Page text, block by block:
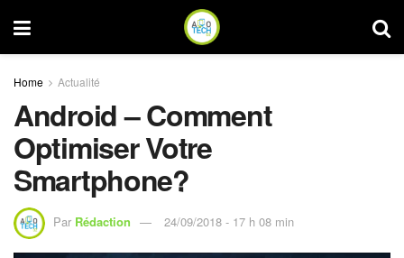
Home Actualité
Android – Comment
Optimiser Votre
Smartphone?
Par Rédaction 24/09/2018 - 17 h 08 min